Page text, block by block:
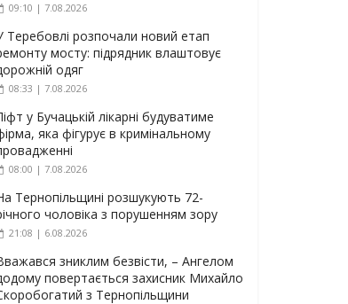
09:10 | 7.08.2026
Теребовлі розпочали новий етап
мосту: підрядник влаштовує
одяг
08:33 | 7.08.2026
у Бучацькій лікарні будуватиме
яка фігурує в кримінальному
08:00 | 7.08.2026
Тернопільщині розшукують 72-
чоловіка з порушенням зору
21:08 | 6.08.2026
зниклим безвісти, – Ангелом
повертається захисник Михайло
з Тернопільщини